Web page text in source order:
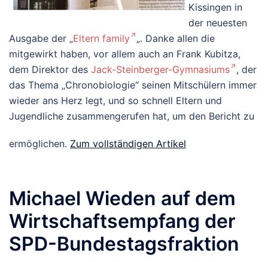
Kissingen in
der neuesten
Ausgabe der „Eltern family „. Danke allen die
mitgewirkt haben, vor allem auch an Frank Kubitza,
dem Direktor des Jack-Steinberger-Gymnasiums , der
das Thema „Chronobiologie“ seinen Mitschülern immer
wieder ans Herz legt, und so schnell Eltern und
Jugendliche zusammengerufen hat, um den Bericht zu
ermöglichen. Zum vollständigen Artikel
Michael Wieden auf dem
Wirtschaftsempfang der
SPD-Bundestagsfraktion